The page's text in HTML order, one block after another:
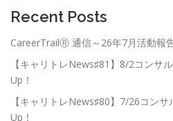
Recent Posts
CareerTrailⓇ 通信～26年7月活動報
【キャリトレNews♯81】8/2コンサ
Up！
【キャリトレNews♯80】7/26コン
Up！